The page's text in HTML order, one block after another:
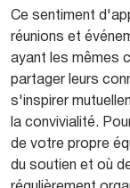
Ce sentiment
réunions et
ayant les mêmes
partager leurs
s'inspirer
la convivialité.
de votre propre
du soutien et où